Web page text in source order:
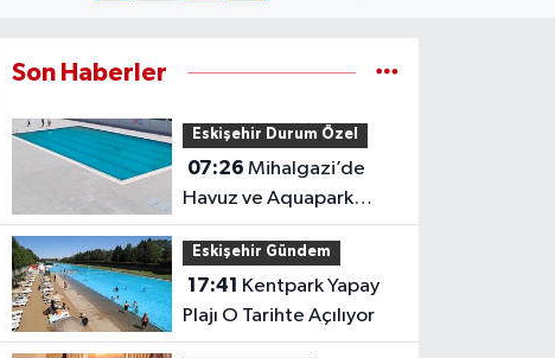
Son Haberler
Eskişehir Durum Özel
07:26
Havuz ve Aquapark
Açılışa Gün Sayıyor
Eskişehir Gündem
17:41
Plajı O Tarihte Açılıyor